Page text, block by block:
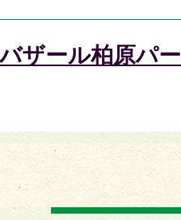
ザール柏原パ